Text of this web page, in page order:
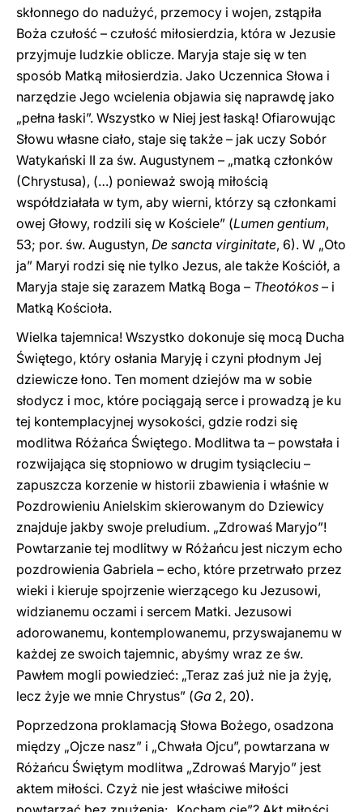
skłonnego do nadużyć, przemocy i wojen, zstąpiła
Boża czułość – czułość miłosierdzia, która w Jezusie
przyjmuje ludzkie oblicze. Maryja staje się w ten
sposób Matką miłosierdzia. Jako Uczennica Słowa i
narzędzie Jego wcielenia objawia się naprawdę jako
„pełna łaski”. Wszystko w Niej jest łaską! Ofiarowując
Słowu własne ciało, staje się także – jak uczy Sobór
Watykański II za św. Augustynem – „matką członków
(Chrystusa), (…) ponieważ swoją miłością
współdziałała w tym, aby wierni, którzy są członkami
owej Głowy, rodzili się w Kościele” (Lumen gentium,
53; por. św. Augustyn, De sancta virginitate, 6). W „Oto
ja” Maryi rodzi się nie tylko Jezus, ale także Kościół, a
Maryja staje się zarazem Matką Boga – Theotókos – i
Matką Kościoła.
Wielka tajemnica! Wszystko dokonuje się mocą Ducha
Świętego, który osłania Maryję i czyni płodnym Jej
dziewicze łono. Ten moment dziejów ma w sobie
słodycz i moc, które pociągają serce i prowadzą je ku
tej kontemplacyjnej wysokości, gdzie rodzi się
modlitwa Różańca Świętego. Modlitwa ta – powstała i
rozwijająca się stopniowo w drugim tysiącleciu –
zapuszcza korzenie w historii zbawienia i właśnie w
Pozdrowieniu Anielskim skierowanym do Dziewicy
znajduje jakby swoje preludium. „Zdrowaś Maryjo”!
Powtarzanie tej modlitwy w Różańcu jest niczym echo
pozdrowienia Gabriela – echo, które przetrwało przez
wieki i kieruje spojrzenie wierzącego ku Jezusowi,
widzianemu oczami i sercem Matki. Jezusowi
adorowanemu, kontemplowanemu, przyswajanemu w
każdej ze swoich tajemnic, abyśmy wraz ze św.
Pawłem mogli powiedzieć: „Teraz zaś już nie ja żyję,
lecz żyje we mnie Chrystus” (Ga 2, 20).
Poprzedzona proklamacją Słowa Bożego, osadzona
między „Ojcze nasz” i „Chwała Ojcu”, powtarzana w
Różańcu Świętym modlitwa „Zdrowaś Maryjo” jest
aktem miłości. Czyż nie jest właściwe miłości